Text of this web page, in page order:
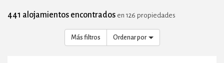
441 alojamientos encontrados en 126 propiedades
Más filtros